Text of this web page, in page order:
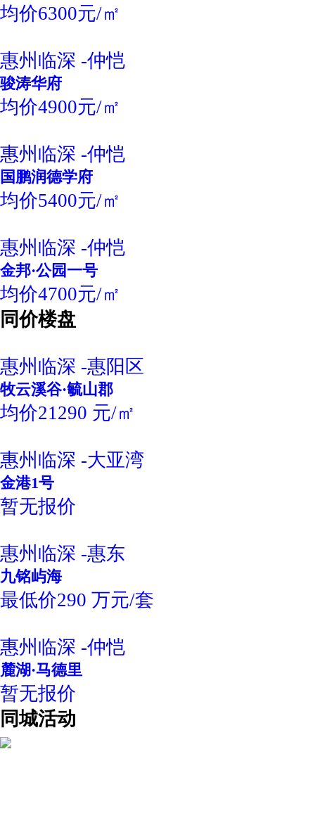
均价6300元/㎡
惠州临深 -仲恺
骏涛华府
均价4900元/㎡
惠州临深 -仲恺
国鹏润德学府
均价5400元/㎡
惠州临深 -仲恺
金邦·公园一号
均价4700元/㎡
同价楼盘
惠州临深 -惠阳区
牧云溪谷·毓山郡
均价21290 元/㎡
惠州临深 -大亚湾
金港1号
暂无报价
惠州临深 -惠东
九铭屿海
最低价290 万元/套
惠州临深 -仲恺
麓湖·马德里
暂无报价
同城活动